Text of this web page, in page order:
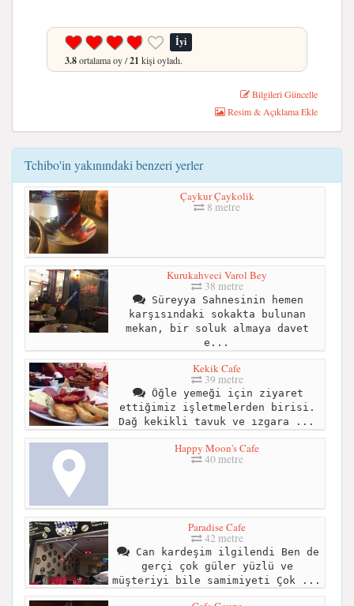
İyi
3.8ortalama oy /21 kişi oyladı.
Bilgileri Güncelle
Resim & Açıklama Ekle
Tchibo'in yakınındaki benzeri yerler
Çaykur Çaykolik
8 metre
Kurukahveci Varol Bey
38 metre
Süreyya Sahnesinin hemen
karşısındaki sokakta bulunan
mekan, bir soluk almaya davet
e...
Kekik Cafe
39 metre
Öğle yemeği için ziyaret
ettiğimiz işletmelerden birisi.
Dağ kekikli tavuk ve ızgara ...
Happy Moon's Cafe
40 metre
Paradise Cafe
42 metre
Can kardeşim ilgilendi Ben de
gerçi çok güler yüzlü ve
müşteriyi bile samimiyeti Çok ...